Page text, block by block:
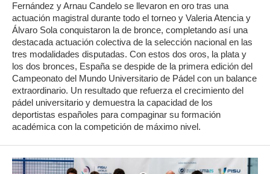
Fernández y Arnau Candelo se llevaron en oro tras una
actuación magistral durante todo el torneo y Valeria Atencia y
Álvaro Sola conquistaron la de bronce, completando así una
destacada actuación colectiva de la selección nacional en las
tres modalidades disputadas. Con estos dos oros, la plata y
los dos bronces, España se despide de la primera edición del
Campeonato del Mundo Universitario de Pádel con un balance
extraordinario. Un resultado que refuerza el crecimiento del
pádel universitario y demuestra la capacidad de los
deportistas españoles para compaginar su formación
académica con la competición de máximo nivel.